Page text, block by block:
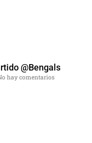
@Bengals
hay comentarios